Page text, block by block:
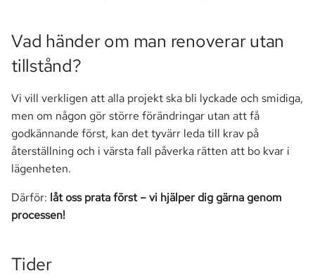
Vad händer om man renoverar utan
tillstånd?
Vi vill verkligen att alla projekt ska bli lyckade och smidiga,
men om någon gör större förändringar utan att få
godkännande först, kan det tyvärr leda till krav på
återställning och i värsta fall påverka rätten att bo kvar i
lägenheten.
Därför: låt oss prata först – vi hjälper dig gärna genom
processen!
Tider